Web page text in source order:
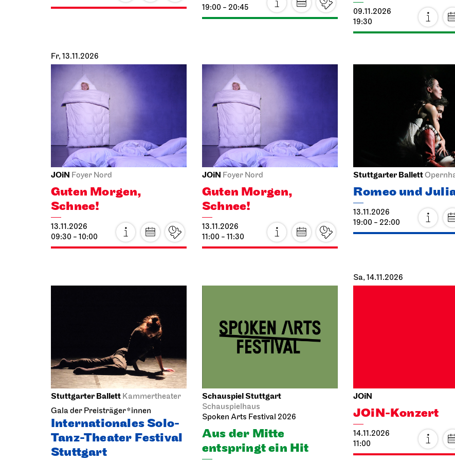
Preise 8 – 50 € / E
26.10.2026
manch­mal, wie
27.10.2026
19:30
Do, 29.10.2026
Schauspiel Stuttgart
Stadtschloss
Gastspiel in Fulda, Wiederaufnahme
Die Ermittlung
Fr, 30.10.2026
Schauspiel Stuttgart
Schauspielhaus
Wiederaufnahme
Die Welt im Rücken
Schauspiel Stuttgart Fulda
Stadtschloss
Gastspiel in Fulda
20:00 - 22:05
Staatstheater StuttgartTreffpunkt
Freitreppe Opernhaus
Staatsoper StuttgartOpernhaus
Die schlaue Füchsin
Schauspiel Stuttgart
Schauspielhaus